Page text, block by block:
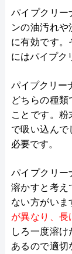
パイプクリー
ンの油汚れ
に有効です。
にはパイプク
パイプクリー
どちらの種
ことです。
で吸い込ん
必要です。
パイプクリー
溶かすと考え
ない方がいま
が異なり、
しろ一度溶
あるので適